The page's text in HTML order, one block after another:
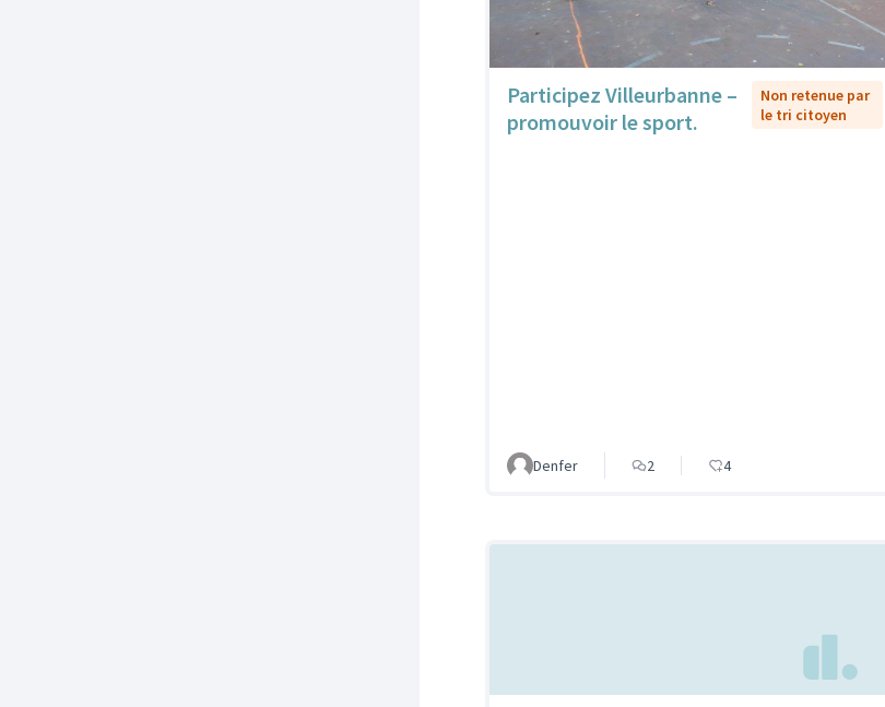
Participez Villeurbanne –
promouvoir le sport.
Non retenue par
le tri citoyen
Denfer 2 4